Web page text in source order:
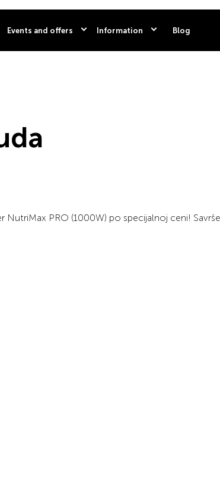
Events and offers Information Blog
NutriMax PRO (1000W) po specijalnoj ceni!